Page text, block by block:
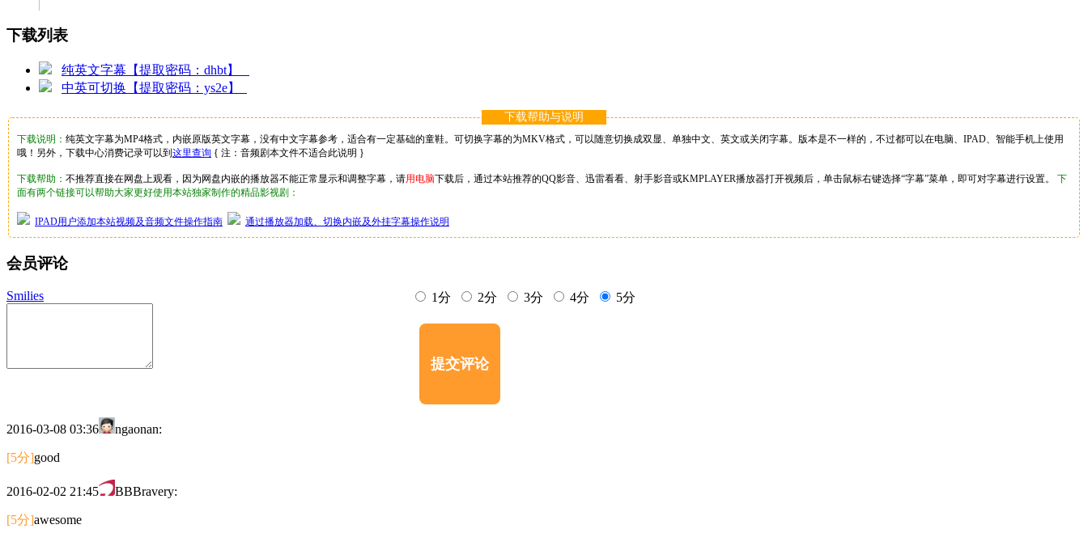
下载列表
纯英文字幕【提取密码：dhbt】
中英可切换【提取密码：ys2e】
下载帮助与说明
下载说明： 纯英文字幕为MP4格式，内嵌原版英文字幕，没有中文字幕参考，适合有一定基础的童鞋。可切换字幕的为MKV格式，可以随意切换成双显、单独中文、英文或关闭字幕。版本是不一样的，不过都可以在电脑、IPAD、智能手机上使用
哦！另外，下载中心消费记录可以到 这里查询 { 注：音频剧本文件不适合此说明 }
下载帮助： 不推荐直接在网盘上观看，因为网盘内嵌的播放器不能正常显示和调整字幕，请用电脑下载后，通过本站推荐的QQ影音、迅雷看看、射手影音或KMPLAYER播放器打开视频后，单击鼠标右键选择“字幕”菜单，即可对字幕进行设置。 下
面有两个链接可以帮助大家更好使用本站独家制作的精品影视剧：
IPAD用户添加本站视频及音频文件操作指南 通过播放器加载、切换内嵌及外挂字幕操作说明
会员评论
1分 2分 3分 4分 5分
Smilies
提交评论
2016-03-08 03:36 ngaonan:
[5分]good
2016-02-02 21:45 BBBravery:
[5分]awesome